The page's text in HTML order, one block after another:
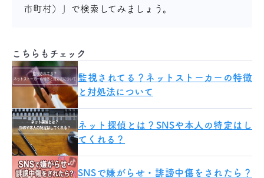
市町村）」で検索してみましょう。
こちらもチェック
監視されてる？ネットストーカーの特徴
と対処法について
ネット探偵とは？SNSや本人の特定はし
てくれる？
SNSで嫌がらせ・誹謗中傷をされたら？